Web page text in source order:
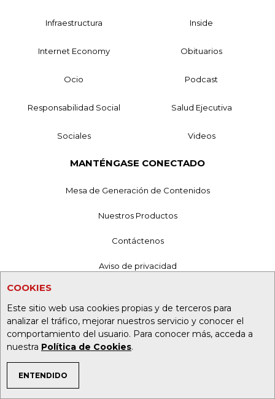
COOKIES
Este sitio web usa cookies propias y de terceros para
analizar el tráfico, mejorar nuestros servicio y conocer el
comportamiento del usuario. Para conocer más, acceda a
nuestra Política de Cookies.
ENTENDIDO
TEMAS DE INTERÉS
Infraestructura Inside
Internet Economy Obituarios
Ocio Podcast
Responsabilidad Social Salud Ejecutiva
Sociales Videos
MANTÉNGASE CONECTADO
Mesa de Generación de Contenidos
Nuestros Productos
Contáctenos
Aviso de privacidad
Política de Tratamiento de Información
Política de Cookies